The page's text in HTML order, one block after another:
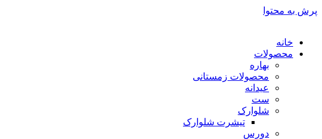
پرش به محتوا
خانه
محصولات
بهاره
محصولات زمستانی
عیدانه
ست
شلوارک
تیشرت شلوارک
دورس